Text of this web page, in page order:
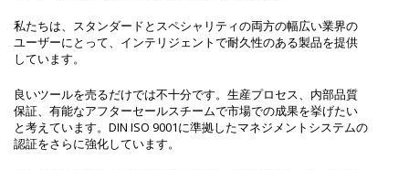
私たちは、スタンダードとスペシャリティの両方の幅広い業界の
ユーザーにとって、インテリジェントで耐久性のある製品を提供
しています。
良いツールを売るだけでは不十分です。生産プロセス、内部品質
保証、有能なアフターセールスチームで市場での成果を挙げたい
と考えています。DIN ISO 9001に準拠したマネジメントシステムの
認証をさらに強化しています。